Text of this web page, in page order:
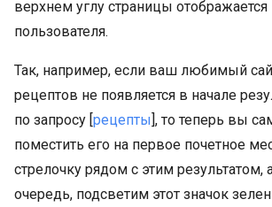
верхнем углу страницы
пользователя.
Так, например, если ваш любимый
рецептов не появляется в начале
по запросу [рецепты], то теперь вы
поместить его на первое почетное
стрелочку рядом с этим
очередь, подсветим этот значок